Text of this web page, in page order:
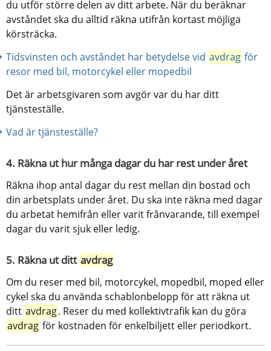
du utför större delen av ditt arbete. När du beräknar
avståndet ska du alltid räkna utifrån kortast möjliga
körsträcka.
Tidsvinsten och avståndet har betydelse vid avdrag för
resor med bil, motorcykel eller mopedbil
Det är arbetsgivaren som avgör var du har ditt
tjänsteställe.
Vad är tjänsteställe?
4. Räkna ut hur många dagar du har rest under året
Räkna ihop antal dagar du rest mellan din bostad och
din arbetsplats under året. Du ska inte räkna med dagar
du arbetat hemifrån eller varit frånvarande, till exempel
dagar du varit sjuk eller ledig.
5. Räkna ut ditt avdrag
Om du reser med bil, motorcykel, mopedbil, moped eller
cykel ska du använda schablonbelopp för att räkna ut
ditt avdrag. Reser du med kollektivtrafik kan du göra
avdrag för kostnaden för enkelbiljett eller periodkort.